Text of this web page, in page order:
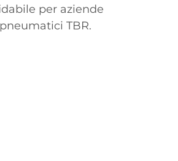
per aziende
TBR.